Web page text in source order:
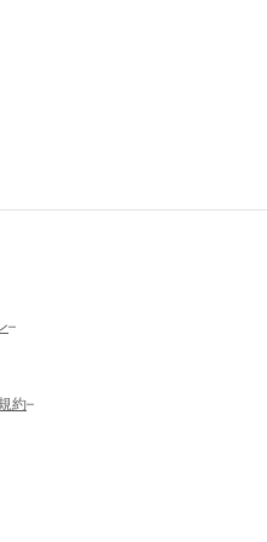
–
約–